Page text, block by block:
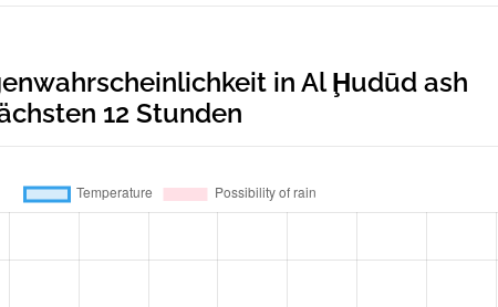
in Al Ḩudūd ash
12 Stunden